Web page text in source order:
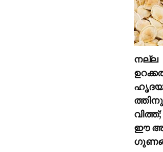
നല്ല
ഈ